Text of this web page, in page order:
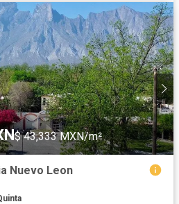
$ 43,333 MXN/m²
Nuevo Leon